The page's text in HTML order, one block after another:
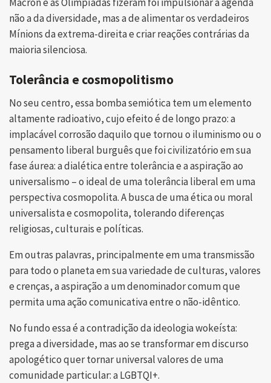
não a da diversidade, mas a de alimentar os verdadeiros
Mínions da extrema-direita e criar reações contrárias da
maioria silenciosa.
Tolerância e cosmopolitismo
No seu centro, essa bomba semiótica tem um elemento
altamente radioativo, cujo efeito é de longo prazo: a
implacável corrosão daquilo que tornou o iluminismo ou o
pensamento liberal burguês que foi civilizatório em sua
fase áurea: a dialética entre tolerância e a aspiração ao
universalismo – o ideal de uma tolerância liberal em uma
perspectiva cosmopolita. A busca de uma ética ou moral
universalista e cosmopolita, tolerando diferenças
religiosas, culturais e políticas.
Em outras palavras, principalmente em uma transmissão
para todo o planeta em sua variedade de culturas, valores
e crenças, a aspiração a um denominador comum que
permita uma ação comunicativa entre o não-idêntico.
No fundo essa é a contradição da ideologia wokeísta:
prega a diversidade, mas ao se transformar em discurso
apologético quer tornar universal valores de uma
comunidade particular: a LGBTQI+.